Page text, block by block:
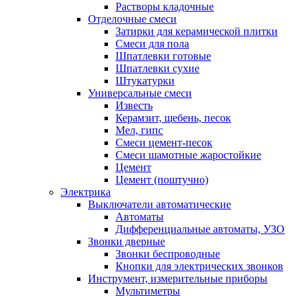
Растворы кладочные
Отделочные смеси
Затирки для керамической плитки
Смеси для пола
Шпатлевки готовые
Шпатлевки сухие
Штукатурки
Универсальные смеси
Известь
Керамзит, щебень, песок
Мел, гипс
Смеси цемент-песок
Смеси шамотные жаростойкие
Цемент
Цемент (поштучно)
Электрика
Выключатели автоматические
Автоматы
Дифференциальные автоматы, УЗО
Звонки дверные
Звонки беспроводные
Кнопки для электрических звонков
Инструмент, измерительные приборы
Мультиметры